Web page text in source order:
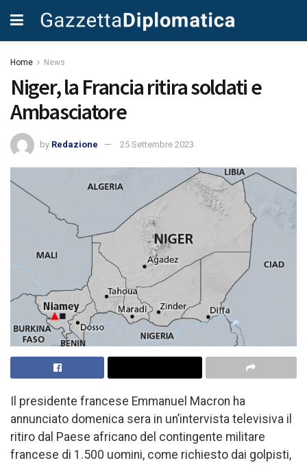
Home News
Niger, la Francia ritira soldati e
Ambasciatore
by Redazione 25 Settembre 2023
Il presidente francese Emmanuel Macron ha
annunciato domenica sera in un’intervista televisiva il
ritiro dal Paese africano del contingente militare
francese di 1.500 uomini, come richiesto dai golpisti,